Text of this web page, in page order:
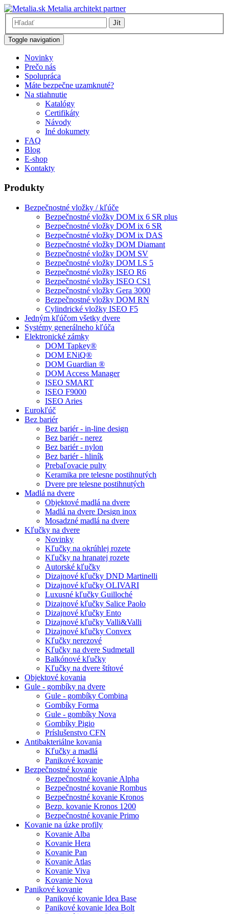
Metalia architekt partner
Jít
Toggle navigation
Novinky
Prečo nás
Spolupráca
Máte bezpečne uzamknuté?
Na stiahnutie
Katalógy
Certifikáty
Návody
Iné dokumety
FAQ
Blog
E-shop
Kontakty
Produkty
Bezpečnostné vložky / kľúče
Bezpečnostné vložky DOM ix 6 SR plus
Bezpečnostné vložky DOM ix 6 SR
Bezpečnostné vložky DOM ix DAS
Bezpečnostné vložky DOM Diamant
Bezpečnostné vložky DOM SV
Bezpečnostné vložky DOM LS 5
Bezpečnostné vložky ISEO R6
Bezpečnostné vložky ISEO CS1
Bezpečnostné vložky Gera 3000
Bezpečnostné vložky DOM RN
Cylindrické vložky ISEO F5
Jedným kľúčom všetky dvere
Systémy generálneho kľúča
Elektronické zámky
DOM Tapkey®
DOM ENiQ®
DOM Guardian ®
DOM Access Manager
ISEO SMART
ISEO F9000
ISEO Aries
Eurokľúč
Bez bariér
Bez bariér - in-line design
Bez bariér - nerez
Bez bariér - nylon
Bez bariér - hliník
Prebaľovacie pulty
Keramika pre telesne postihnutých
Dvere pre telesne postihnutých
Madlá na dvere
Objektové madlá na dvere
Madlá na dvere Design inox
Mosadzné madlá na dvere
Kľučky na dvere
Novinky
Kľučky na okrúhlej rozete
Kľučky na hranatej rozete
Autorské kľučky
Dizajnové kľučky DND Martinelli
Dizajnové kľučky OLIVARI
Luxusné kľučky Guilloché
Dizajnové kľučky Salice Paolo
Dizajnové kľučky Ento
Dizajnové kľučky Valli&Valli
Dizajnové kľučky Convex
Kľučky nerezové
Kľučky na dvere Sudmetall
Balkónové kľučky
Kľučky na dvere štítové
Objektové kovania
Gule - gombíky na dvere
Gule - gombíky Combina
Gombíky Forma
Gule - gombíky Nova
Gombíky Pigio
Príslušenstvo CFN
Antibakteriálne kovania
Kľučky a madlá
Panikové kovanie
Bezpečnostné kovanie
Bezpečnostné kovanie Alpha
Bezpečnostné kovanie Rombus
Bezpečnostné kovanie Kronos
Bezp. kovanie Kronos 1200
Bezpečnostné kovanie Primo
Kovanie na úzke profily
Kovanie Alba
Kovanie Hera
Kovanie Pan
Kovanie Atlas
Kovanie Viva
Kovanie Nova
Panikové kovanie
Panikové kovanie Idea Base
Panikové kovanie Idea Bolt